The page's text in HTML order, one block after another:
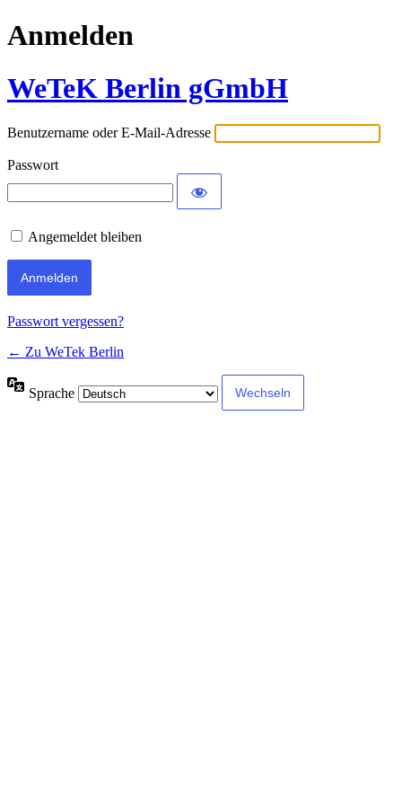
Anmelden
WeTeK Berlin gGmbH
Benutzername oder E-Mail-Adresse
Passwort
Angemeldet bleiben
Alternative:
Passwort vergessen?
← Zu WeTek Berlin
Sprache